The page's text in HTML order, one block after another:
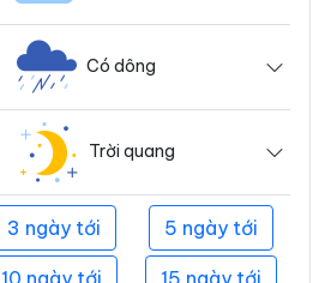
Có dông
Trời quang
3 ngày tới 5 ngày tới
10 ngày tới 15 ngày tới